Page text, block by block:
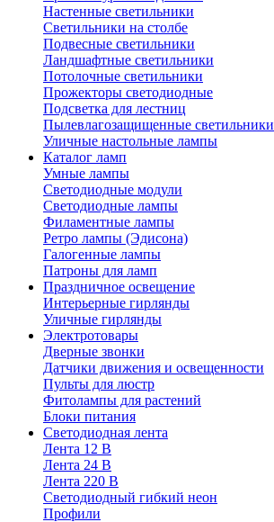
Настенные светильники
Светильники на столбе
Подвесные светильники
Ландшафтные светильники
Потолочные светильники
Прожекторы светодиодные
Подсветка для лестниц
Пылевлагозащищенные светильники
Уличные настольные лампы
Каталог ламп
Умные лампы
Светодиодные модули
Светодиодные лампы
Филаментные лампы
Ретро лампы (Эдисона)
Галогенные лампы
Патроны для ламп
Праздничное освещение
Интерьерные гирлянды
Уличные гирлянды
Электротовары
Дверные звонки
Датчики движения и освещенности
Пульты для люстр
Фитолампы для растений
Блоки питания
Светодиодная лента
Лента 12 В
Лента 24 В
Лента 220 В
Светодиодный гибкий неон
Профили